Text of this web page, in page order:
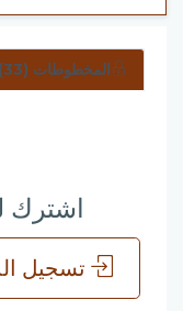
المخطوطات (33)
اشترك
تسجيل